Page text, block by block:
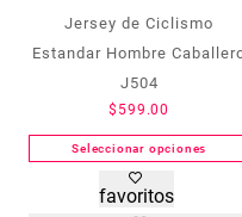
Jersey de Ciclismo
Estandar Hombre
J504
$ 599.00
Seleccionar opciones
Este
producto
favoritos